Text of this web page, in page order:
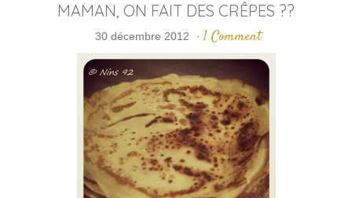
MAMAN, ON FAIT DES CRÊPES ??
30 décembre 2012 · 1 Comment